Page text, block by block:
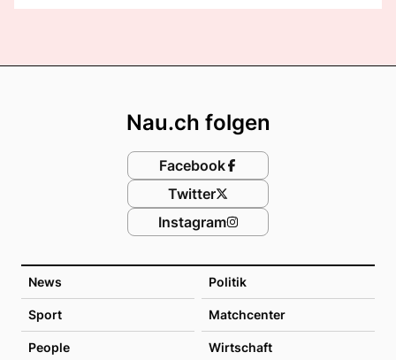
News Politik
Sport Matchcenter
People Wirtschaft
Nau.ch folgen
Facebook
Twitter
Instagram